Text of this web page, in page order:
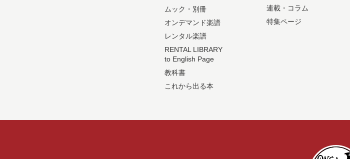
ムック・別冊
オンデマンド楽譜
レンタル楽譜
RENTAL LIBRARY
to English Page
教科書
これから出る本
連載・コラム
特集ページ